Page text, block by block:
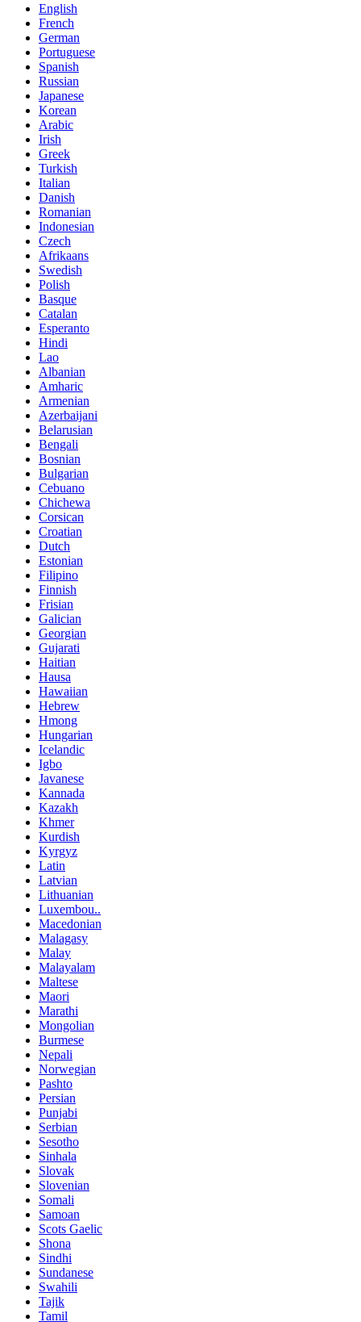
English
French
German
Portuguese
Spanish
Russian
Japanese
Korean
Arabic
Irish
Greek
Turkish
Italian
Danish
Romanian
Indonesian
Czech
Afrikaans
Swedish
Polish
Basque
Catalan
Esperanto
Hindi
Lao
Albanian
Amharic
Armenian
Azerbaijani
Belarusian
Bengali
Bosnian
Bulgarian
Cebuano
Chichewa
Corsican
Croatian
Dutch
Estonian
Filipino
Finnish
Frisian
Galician
Georgian
Gujarati
Haitian
Hausa
Hawaiian
Hebrew
Hmong
Hungarian
Icelandic
Igbo
Javanese
Kannada
Kazakh
Khmer
Kurdish
Kyrgyz
Latin
Latvian
Lithuanian
Luxembou..
Macedonian
Malagasy
Malay
Malayalam
Maltese
Maori
Marathi
Mongolian
Burmese
Nepali
Norwegian
Pashto
Persian
Punjabi
Serbian
Sesotho
Sinhala
Slovak
Slovenian
Somali
Samoan
Scots Gaelic
Shona
Sindhi
Sundanese
Swahili
Tajik
Tamil